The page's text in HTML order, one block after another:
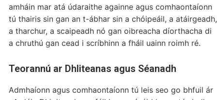
amháin mar atá údaraithe againne agus comhaontaíonn
tú thairis sin gan an t-ábhar sin a chóipeáil, a atáirgeadh,
a tharchur, a scaipeadh nó gan oibreacha díorthacha di
a chruthú gan cead i scríbhinn a fháil uainn roimh ré.
Teorannú ar Dhliteanas agus Séanadh
Admhaíonn agus comhaontaíonn tú leis seo go bhfuil ár